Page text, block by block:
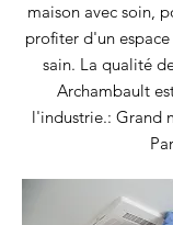
maison avec soin,
profiter d'un
sain. La qualité
Archambault
l'industrie.: Grand